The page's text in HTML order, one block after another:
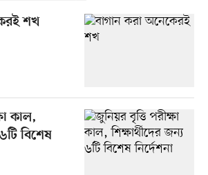
শখ
কাল,
বিশেষ